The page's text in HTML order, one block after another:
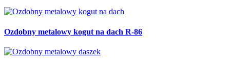
Ozdobny metalowy kogut na dach R-86